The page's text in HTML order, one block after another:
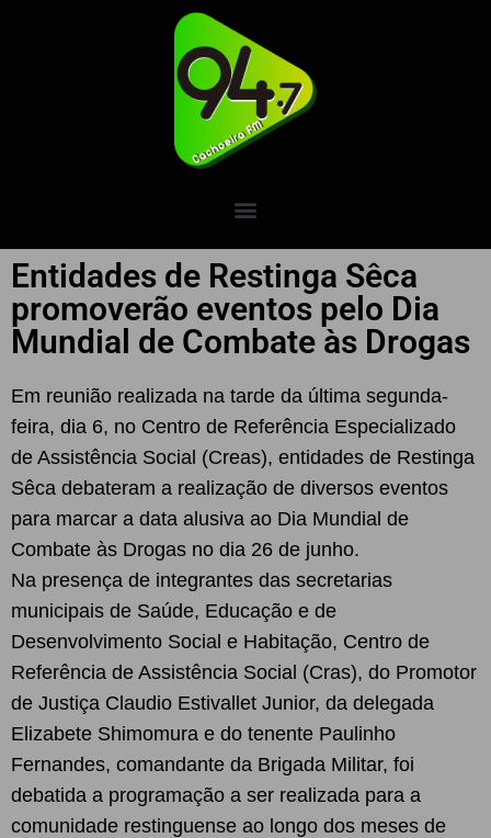
Entidades de Restinga Sêca
promoverão eventos pelo Dia
Mundial de Combate às Drogas
Em reunião realizada na tarde da última segunda-
feira, dia 6, no Centro de Referência Especializado
de Assistência Social (Creas), entidades de Restinga
Sêca debateram a realização de diversos eventos
para marcar a data alusiva ao Dia Mundial de
Combate às Drogas no dia 26 de junho.
Na presença de integrantes das secretarias
municipais de Saúde, Educação e de
Desenvolvimento Social e Habitação, Centro de
Referência de Assistência Social (Cras), do Promotor
de Justiça Claudio Estivallet Junior, da delegada
Elizabete Shimomura e do tenente Paulinho
Fernandes, comandante da Brigada Militar, foi
debatida a programação a ser realizada para a
comunidade restinguense ao longo dos meses de